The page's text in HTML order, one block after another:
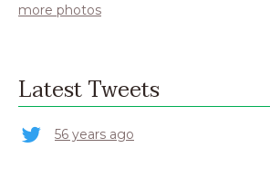
more photos
Latest Tweets
56 years ago